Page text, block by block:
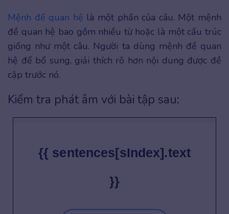
Mệnh đề quan hệ là một phần của câu. Một mệnh
đề quan hệ bao gồm nhiều từ hoặc là một cấu trúc
giống như một câu. Người ta dùng mệnh đề quan
hệ để bổ sung, giải thích rõ hơn nội dung được đề
cập trước nó.
Kiểm tra phát âm với bài tập sau:
{{ sentences[sIndex].text
}}